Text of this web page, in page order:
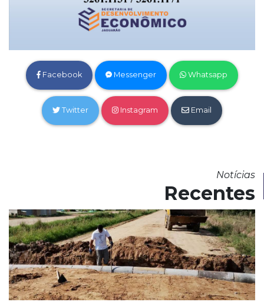
Facebook Messenger Whatsapp
Twitter Instagram Email
Notícias
Recentes